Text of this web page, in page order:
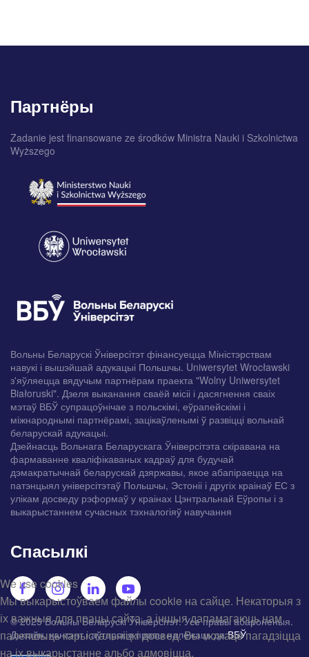
Партнёры
Zadanie jest finansowane ze środków Ministra Nauki i Szkolnictwa
Wyższego
Вольны Беларускі Ўніверсітэт фінансуецца Міністэрствам
навукі і вышэйшай адукацыі Польшчы. Uniwersytet Wrocławski
з'яўляецца вядучым партнёрам праекта "Wolny Uniwersytet
Białoruski". Дзеля выканання сваёй місіі і дасягнення сваіх
мэтаў ВБЎ супрацоўнічае з польскімі, еўрапейскімі і
міжнароднымі партнёрамі, зацікаўленымі ў развіцці вольнай
беларускай адукацыі.
Дзейнасць Вольнага Беларускага Ўніверсітэта скіравана на
фармаванне кваліфікаваных кадраў для будучай
дэмакратычнай беларускай дзяржавы, якое абапіраецца на
патэнцыял універсітэтаў Польшчы, Эстоніі і другіх краінаў ЕС з
улікам досведу рэформаў у краінах Цэнтральнай Еўропы і з
выкарыстаннем сучасных тэхналогіяў навучання
Спасылкі
© 2025 Вольны Беларускі Ўніверсітэт. Усе правы абароненыя.
Дызайн, кантэнт і аўтарскія правы належаць даВБЎ
We use cookies
Мы выкарыстоўваем файлы cookie на сайце. Некаторыя з
іх важныя для працы сайта, а іншыя дапамагаюць нам
палепшыць карыстальніцкі досвед. Вы можаце пагадзіцца
на іх выкарыстанне альбо адмовіцца.